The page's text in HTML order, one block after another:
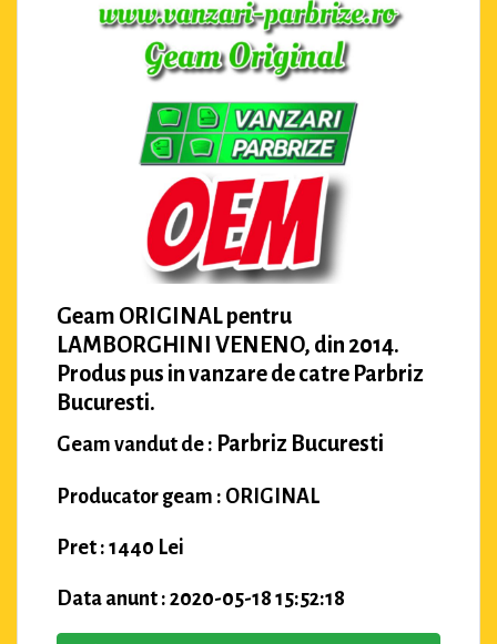
Geam ORIGINAL pentru
LAMBORGHINI VENENO, din 2014.
Produs pus in vanzare de catre Parbriz
Bucuresti.
Geam vandut de : Parbriz Bucuresti
Producator geam : ORIGINAL
Pret : 1440 Lei
Data anunt : 2020-05-18 15:52:18